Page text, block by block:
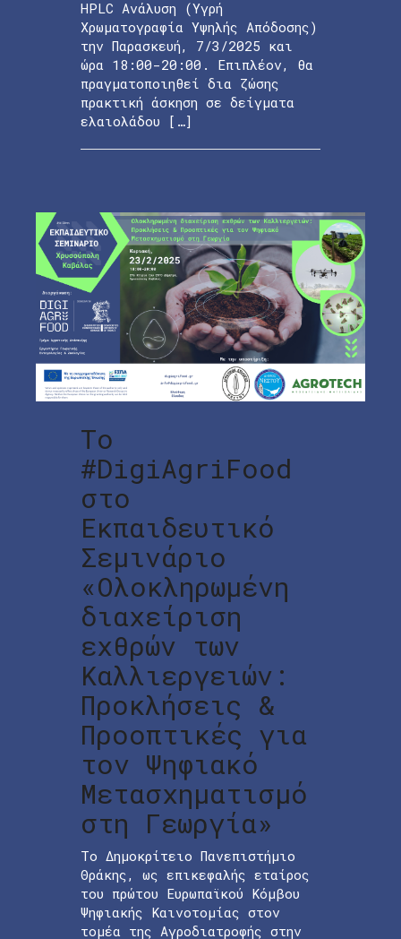
HPLC Ανάλυση (Υγρή
Χρωματογραφία Υψηλής Απόδοσης)
την Παρασκευή, 7/3/2025 και
ώρα 18:00-20:00. Επιπλέον, θα
πραγματοποιηθεί δια ζώσης
πρακτική άσκηση σε δείγματα
ελαιολάδου […]
Το
#DigiAgriFood
στο
Εκπαιδευτικό
Σεμινάριο
«Ολοκληρωμένη
διαχείριση
εχθρών των
Καλλιεργειών:
Προκλήσεις &
Προοπτικές για
τον Ψηφιακό
Μετασχηματισμό
στη Γεωργία»
Το Δημοκρίτειο Πανεπιστήμιο
Θράκης, ως επικεφαλής εταίρος
του πρώτου Ευρωπαϊκού Κόμβου
Ψηφιακής Καινοτομίας στον
τομέα της Αγροδιατροφής στην